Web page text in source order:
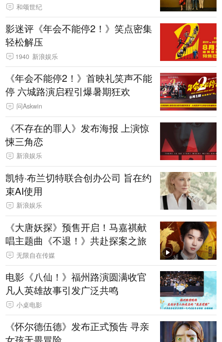
和颂世纪
影迷评《年会不能停2！》笑点密集
轻松解压
1940 新浪娱乐
《年会不能停2！》首映礼笑声不能
停 六城路演启程引爆暑期狂欢
问Askwin
《不存在的罪人》发布海报 上演惊
悚三角恋
新浪娱乐
凯特·布兰切特联合创办公司 旨在约
束AI使用
新浪娱乐
《大唐妖探》预售开启！马嘉祺献
唱主题曲《不退！》共赴探案之旅
无限自在传媒
电影《八仙！》福州路演圆满收官
凡人英雄故事引发广泛共鸣
小桌电影
《怀尔德伍德》发布正式预告 寻亲